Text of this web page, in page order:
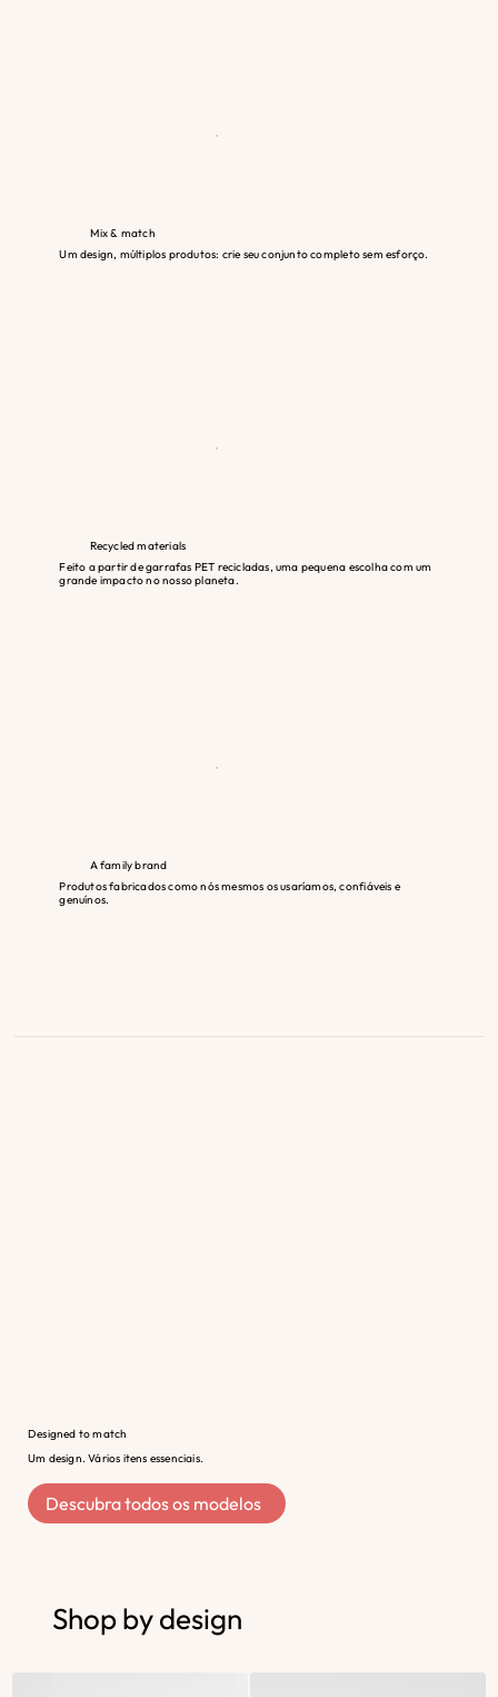
Shop by design
Designed to match
Um design. Vários itens essenciais.
Descubra todos os modelos
Mix & match
Um design, múltiplos produtos: crie seu conjunto completo sem esforço.
Recycled materials
Feito a partir de garrafas PET recicladas, uma pequena escolha com um
grande impacto no nosso planeta.
A family brand
Produtos fabricados como nós mesmos os usaríamos, confiáveis e
genuínos.